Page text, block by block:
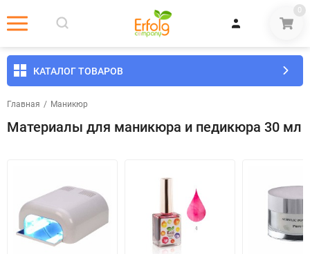
0
КАТАЛОГ ТОВАРОВ
Главная / Маникюр
Материалы для маникюра и педикюра 30 мл